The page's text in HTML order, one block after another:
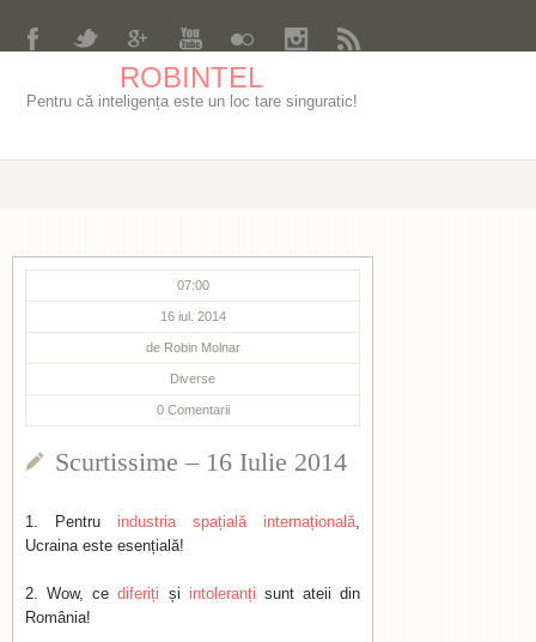
ROBINTEL
Pentru că inteligența este un loc tare singuratic!
07:00
16 iul. 2014
de Robin Molnar
Diverse
0 Comentarii
Scurtissime – 16 Iulie 2014
Pentru industria spațială internațională,
Ucraina este esențială!
Wow, cediferiți și intoleranți sunt ateii din
România!